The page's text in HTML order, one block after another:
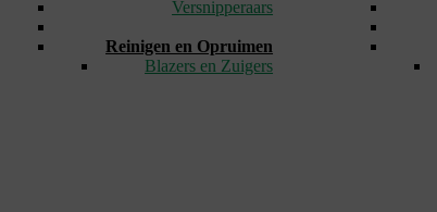
Versnipperaars
Reinigen en Opruimen
Blazers en Zuigers